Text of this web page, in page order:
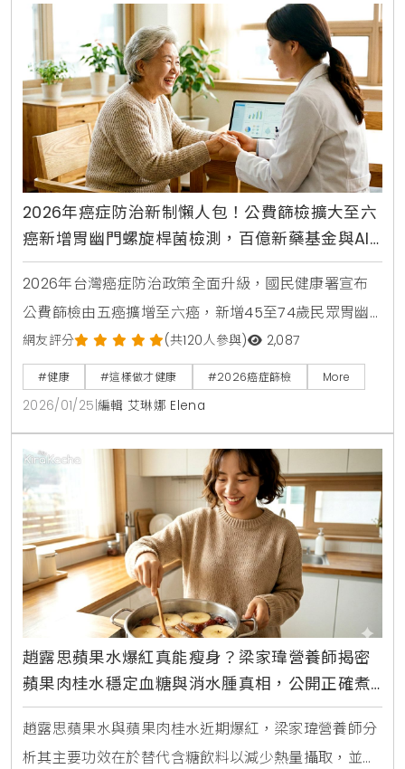
2026年癌症防治新制懶人包！公費篩檢擴大至六
癌新增胃幽門螺旋桿菌檢測，百億新藥基金與AI
技術到位，守護全家人健康
2026年台灣癌症防治政策全面升級，國民健康署宣布
公費篩檢由五癌擴增至六癌，新增45至74歲民眾胃幽
門螺旋桿菌檢測。政府同時投入百億癌症新藥基金，導
入AI精準醫療技術提升篩檢品質，並針對肺癌、乳癌等
高發癌症提供更完善照護。
網友評分 (共120人參與) 2,087
#健康 #這樣做才健康 #2026癌症篩檢 More
2026/01/25 編輯 艾琳娜 Elena
趙露思蘋果水爆紅真能瘦身？梁家瑋營養師揭密
蘋果肉桂水穩定血糖與消水腫真相，公開正確煮
法與3大飲用禁忌
趙露思蘋果水與蘋果肉桂水近期爆紅，梁家瑋營養師分
析其主要功效在於替代含糖飲料以減少熱量攝取，並非